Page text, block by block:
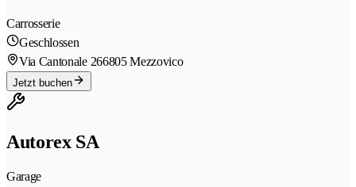
Carrosserie
Geschlossen
Via Cantonale 266805 Mezzovico
Jetzt buchen
Autorex SA
Garage